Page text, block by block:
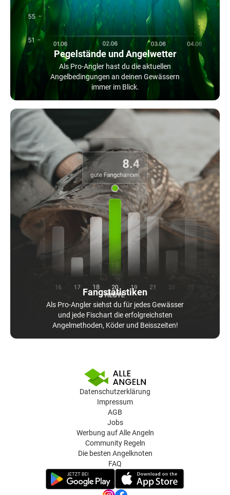
Pegelstände und Angelwetter
Als Pro-Angler hast du die aktuellen
Angelbedingungen an deinen Gewässern
immer im Blick.
Fangstatistiken
Als Pro-Angler siehst du für jedes Gewässer
und jede Fischart die erfolgreichsten
Angelmethoden, Köder und Beisszeiten!
Datenschutzerklärung
Impressum
AGB
Jobs
Werbung auf Alle Angeln
Community Regeln
Die besten Angelknoten
FAQ